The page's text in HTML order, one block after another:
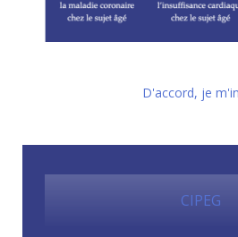
D'accord, je
CIPEG